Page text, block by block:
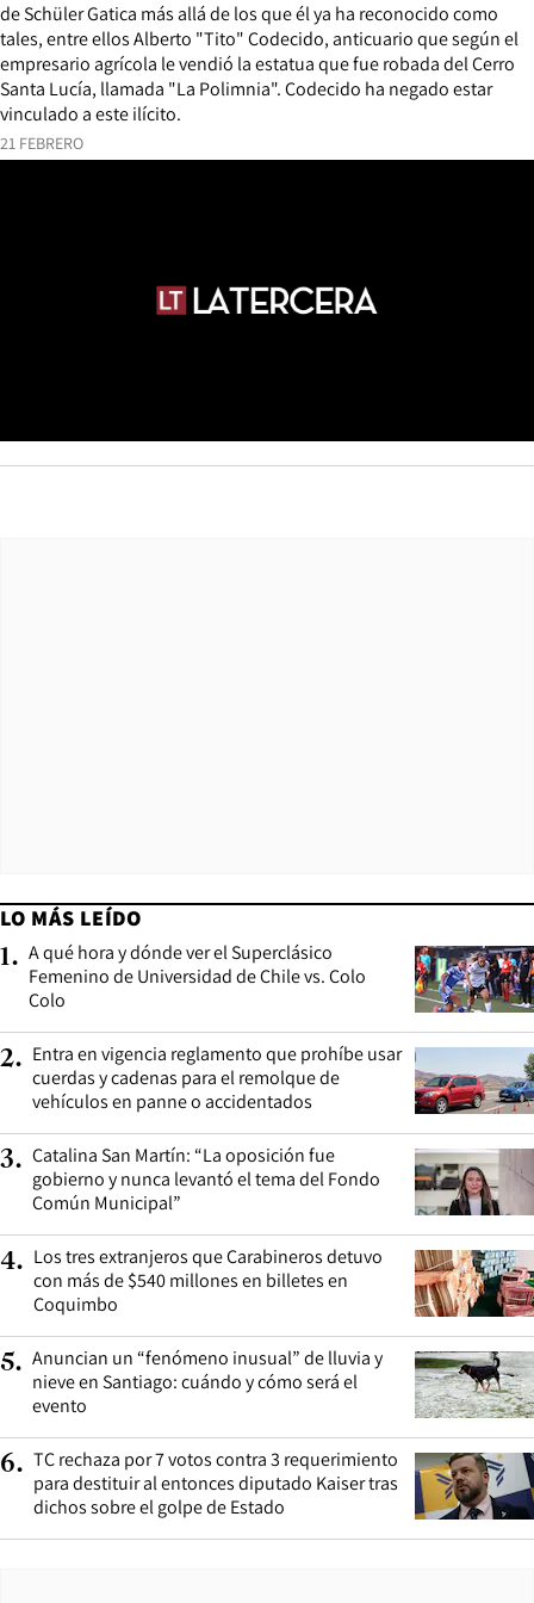
21 FEBRERO
de Schüler Gatica más allá de los que él ya ha reconocido como
tales, entre ellos Alberto "Tito" Codecido, anticuario que según el
empresario agrícola le vendió la estatua que fue robada del Cerro
Santa Lucía, llamada "La Polimnia". Codecido ha negado estar
vinculado a este ilícito.
LO MÁS LEÍDO
1. A qué hora y dónde ver el Superclásico
Femenino de Universidad de Chile vs. Colo
Colo
2. Entra en vigencia reglamento que prohíbe usar
cuerdas y cadenas para el remolque de
vehículos en panne o accidentados
3. Catalina San Martín: “La oposición fue
gobierno y nunca levantó el tema del Fondo
Común Municipal”
4. Los tres extranjeros que Carabineros detuvo
con más de $540 millones en billetes en
Coquimbo
5. Anuncian un “fenómeno inusual” de lluvia y
nieve en Santiago: cuándo y cómo será el
evento
6. TC rechaza por 7 votos contra 3 requerimiento
para destituir al entonces diputado Kaiser tras
dichos sobre el golpe de Estado